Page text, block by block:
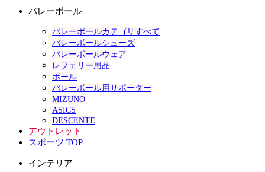
バレーボール
バレーボールカテゴリすべて
バレーボールシューズ
バレーボールウェア
レフェリー用品
ボール
バレーボール用サポーター
MIZUNO
ASICS
DESCENTE
アウトレット
スポーツ TOP
インテリア